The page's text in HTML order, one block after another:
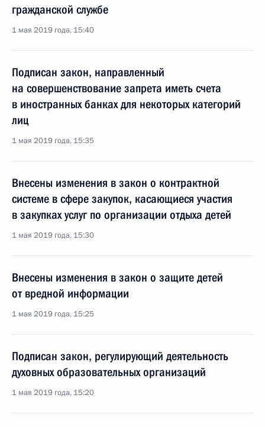
гражданской службе
1 мая 2019 года, 15:40
Подписан закон, направленный
на совершенствование запрета иметь счета
в иностранных банках для некоторых категорий
лиц
1 мая 2019 года, 15:35
Внесены изменения в закон о контрактной
системе в сфере закупок, касающиеся участия
в закупках услуг по организации отдыха детей
1 мая 2019 года, 15:30
Внесены изменения в закон о защите детей
от вредной информации
1 мая 2019 года, 15:25
Подписан закон, регулирующий деятельность
духовных образовательных организаций
1 мая 2019 года, 15:20